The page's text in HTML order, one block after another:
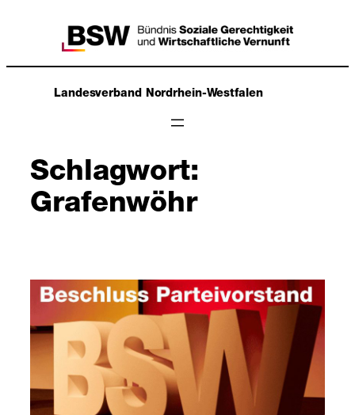
Landesverband Nordrhein-Westfalen
Schlagwort:
Grafenwöhr